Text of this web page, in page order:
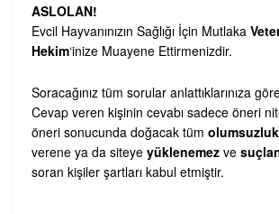
ASLOLAN!
Evcil Hayvanınızın Sağlığı İçin Mutlaka
Hekim‘inize Muayene Ettirmenizdir.
Soracağınız tüm sorular anlattıklarınıza
Cevap veren kişinin cevabı sadece öneri
öneri sonucunda doğacak tüm
verene ya da siteye yüklenemez ve
soran kişiler şartları kabul etmiştir.